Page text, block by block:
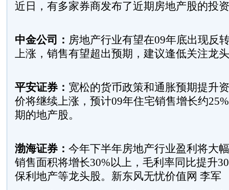
近日，有多家券商发布了近期房地产股的投
中金公司： 房地产行业有望在09年底出现反
上涨，销售有望超出预期，建议逢低关注龙
平安证券： 宽松的货币政策和通胀预期提升
价将继续上涨，预计09年住宅销售增长约
期的地产股。
渤海证券： 今年下半年房地产行业盈利将大
销售面积将增长30%以上，毛利率同比提升
保利地产等龙头股。新东风无忧价值网 李军